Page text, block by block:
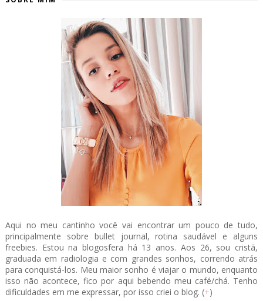
Aqui no meu cantinho você vai encontrar um pouco de tudo,
principalmente sobre bullet journal, rotina saudável e alguns
freebies. Estou na blogosfera há 13 anos. Aos 26, sou cristã,
graduada em radiologia e com grandes sonhos, correndo atrás
para conquistá-los. Meu maior sonho é viajar o mundo, enquanto
isso não acontece, fico por aqui bebendo meu café/chá. Tenho
dificuldades em me expressar, por isso criei o blog. (+)